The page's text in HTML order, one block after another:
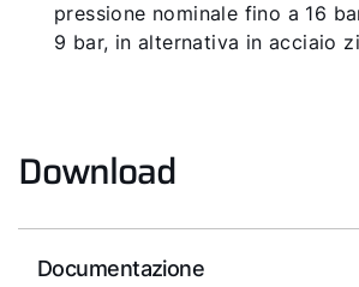
pressione nominale fino a 16
9 bar, in alternativa in acciaio
Download
Documentazione